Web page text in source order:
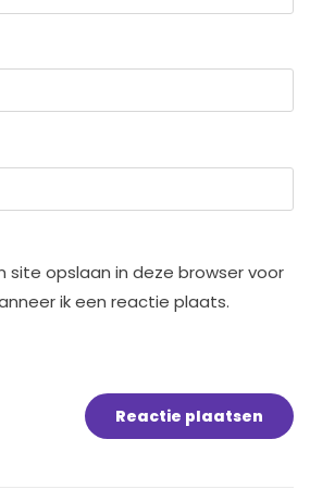
site opslaan in deze browser voor
ik een reactie plaats.